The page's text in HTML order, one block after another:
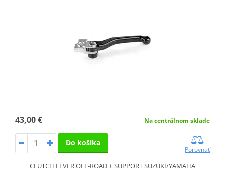
43,00 € Na centrálnom sklade
Do košíka
Porovnať
CLUTCH LEVER OFF-ROAD + SUPPORT SUZUKI/YAMAHA